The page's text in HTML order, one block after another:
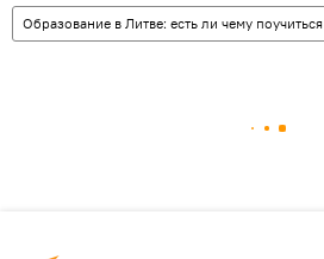
Образование в Литве: есть ли чему поучиться